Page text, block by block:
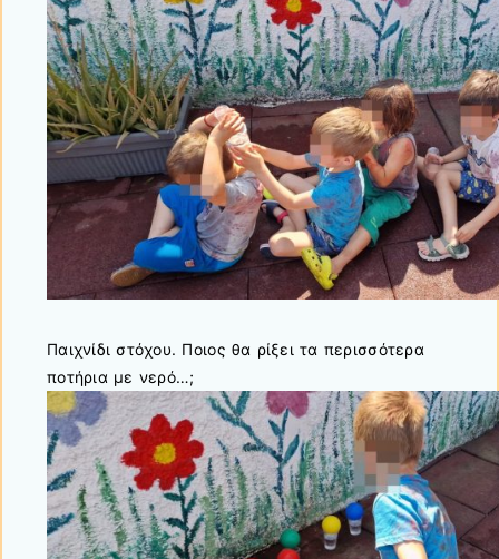
Παιχνίδι στόχου. Ποιος θα ρίξει τα περισσότερα
ποτήρια με νερό…;